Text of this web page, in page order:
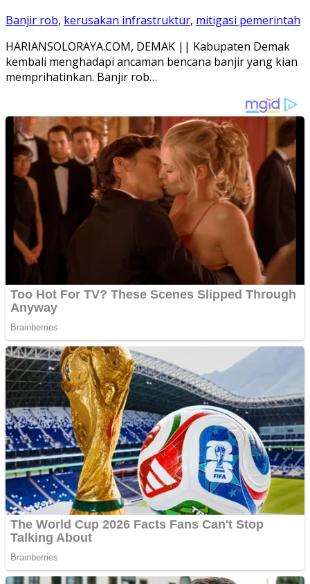
Banjir rob, kerusakan infrastruktur, mitigasi pemerintah
HARIANSOLORAYA.COM, DEMAK || Kabupaten Demak
kembali menghadapi ancaman bencana banjir yang kian
memprihatinkan. Banjir rob…